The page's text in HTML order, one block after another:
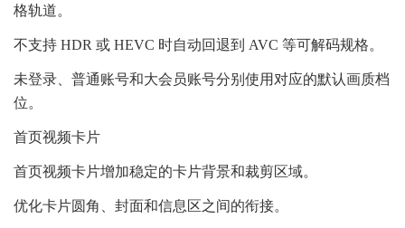
格轨道。
不支持 HDR 或 HEVC 时自动回退到 AVC 等可解码规格。
未登录、普通账号和大会员账号分别使用对应的默认画质档
位。
首页视频卡片
首页视频卡片增加稳定的卡片背景和裁剪区域。
优化卡片圆角、封面和信息区之间的衔接。